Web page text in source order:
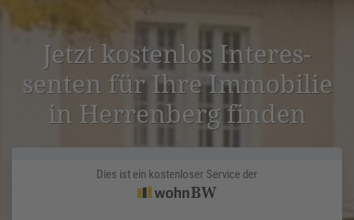
Jetzt kostenlos Inter­es­
senten für Ihre Immobilie
in Herren­berg finden
Dies ist ein kostenloser Service der